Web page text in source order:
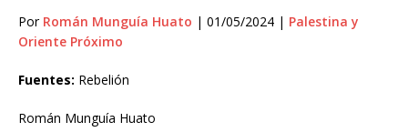
Por Román Munguía Huato | 01/05/2024 | Palestina y
Oriente Próximo
Fuentes: Rebelión
Román Munguía Huato